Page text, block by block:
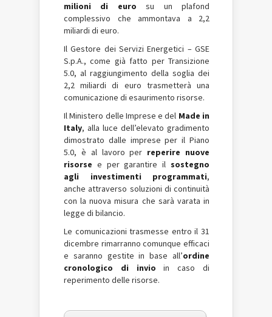
milioni di euro su un plafond
complessivo che ammontava a 2,2
miliardi di euro.
Il Gestore dei Servizi Energetici – GSE
S.p.A., come già fatto per Transizione
5.0, al raggiungimento della soglia dei
2,2 miliardi di euro trasmetterà una
comunicazione di esaurimento risorse.
Il Ministero delle Imprese e del Made in
Italy, alla luce dell’elevato gradimento
dimostrato dalle imprese per il Piano
5.0, è al lavoro per reperire nuove
risorse e per garantire il sostegno
agli investimenti programmati,
anche attraverso soluzioni di continuità
con la nuova misura che sarà varata in
legge di bilancio.
Le comunicazioni trasmesse entro il 31
dicembre rimarranno comunque efficaci
e saranno gestite in base all’ordine
cronologico di invio in caso di
reperimento delle risorse.